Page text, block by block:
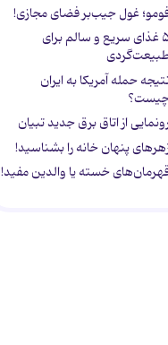
غول جیب‌بر فضای مجازی!
۵ غذای سریع و سالم برای
حمله آمریکا به ایران
از اتاق برق جدید تبیان
پنهان خانه را بشناسید!
خسته یا والدین مفید!